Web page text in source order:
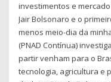
investimentos e
Jair Bolsonaro e o
menos meio-dia da
(PNAD Contínua)
partir venham para o
tecnologia, agricultura e